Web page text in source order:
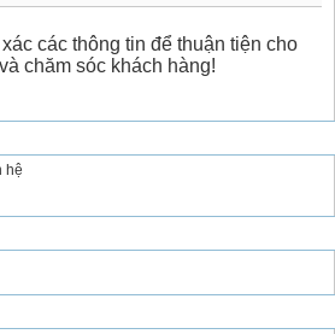
các thông tin để thuận tiện cho
chăm sóc khách hàng!
hệ